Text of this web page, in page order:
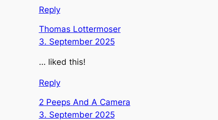
Reply
Thomas Lottermoser
3. September 2025
… liked this!
Reply
2 Peeps And A Camera
3. September 2025